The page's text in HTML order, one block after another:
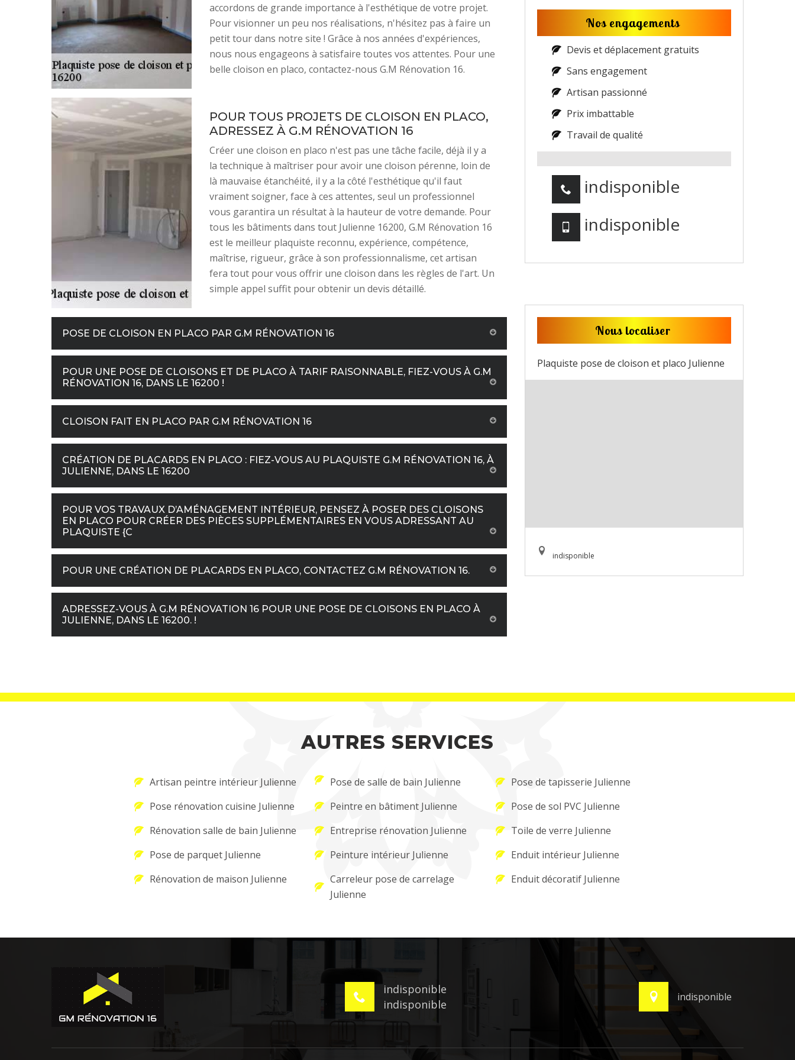
accordons de grande importance à l'esthétique de votre projet.
Pour visionner un peu nos réalisations, n'hésitez pas à faire un
petit tour dans notre site ! Grâce à nos années d'expériences,
nous nous engageons à satisfaire toutes vos attentes. Pour une
belle cloison en placo, contactez-nous G.M Rénovation 16.
POUR TOUS PROJETS DE CLOISON EN PLACO,
ADRESSEZ À G.M RÉNOVATION 16
Créer une cloison en placo n'est pas une tâche facile, déjà il y a
la technique à maîtriser pour avoir une cloison pérenne, loin de
là mauvaise étanchéité, il y a la côté l'esthétique qu'il faut
vraiment soigner, face à ces attentes, seul un professionnel
vous garantira un résultat à la hauteur de votre demande. Pour
tous les bâtiments dans tout Julienne 16200, G.M Rénovation 16
est le meilleur plaquiste reconnu, expérience, compétence,
maîtrise, rigueur, grâce à son professionnalisme, cet artisan
fera tout pour vous offrir une cloison dans les règles de l'art. Un
simple appel suffit pour obtenir un devis détaillé.
POSE DE CLOISON EN PLACO PAR G.M RÉNOVATION 16
POUR UNE POSE DE CLOISONS ET DE PLACO À TARIF RAISONNABLE, FIEZ-VOUS À G.M
RÉNOVATION 16, DANS LE 16200 !
CLOISON FAIT EN PLACO PAR G.M RÉNOVATION 16
CRÉATION DE PLACARDS EN PLACO : FIEZ-VOUS AU PLAQUISTE G.M RÉNOVATION 16, À
JULIENNE, DANS LE 16200
POUR VOS TRAVAUX D’AMÉNAGEMENT INTÉRIEUR, PENSEZ À POSER DES CLOISONS
EN PLACO POUR CRÉER DES PIÈCES SUPPLÉMENTAIRES EN VOUS ADRESSANT AU
PLAQUISTE {C
POUR UNE CRÉATION DE PLACARDS EN PLACO, CONTACTEZ G.M RÉNOVATION 16.
ADRESSEZ-VOUS À G.M RÉNOVATION 16 POUR UNE POSE DE CLOISONS EN PLACO À
JULIENNE, DANS LE 16200. !
Nos engagements
Devis et déplacement gratuits
Sans engagement
Artisan passionné
Prix imbattable
Travail de qualité
indisponible
indisponible
Nous localiser
Plaquiste pose de cloison et placo Julienne
indisponible
AUTRES SERVICES
Artisan peintre intérieur Julienne
Pose rénovation cuisine Julienne
Rénovation salle de bain Julienne
Pose de parquet Julienne
Rénovation de maison Julienne
Pose de salle de bain Julienne
Peintre en bâtiment Julienne
Entreprise rénovation Julienne
Peinture intérieur Julienne
Carreleur pose de carrelage
Julienne
Pose de tapisserie Julienne
Pose de sol PVC Julienne
Toile de verre Julienne
Enduit intérieur Julienne
Enduit décoratif Julienne
indisponible
indisponible
indisponible